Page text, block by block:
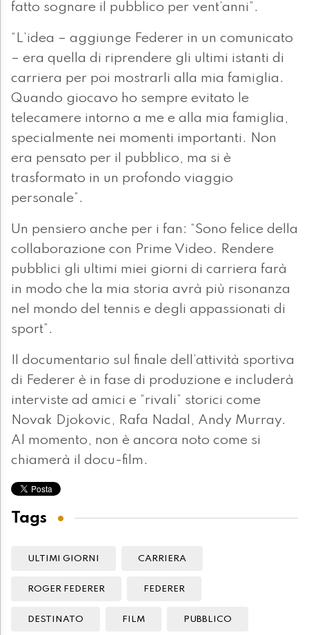
fatto sognare il pubblico per vent’anni”.
“L’idea – aggiunge Federer in un comunicato
– era quella di riprendere gli ultimi istanti di
carriera per poi mostrarli alla mia famiglia.
Quando giocavo ho sempre evitato le
telecamere intorno a me e alla mia famiglia,
specialmente nei momenti importanti. Non
era pensato per il pubblico, ma si è
trasformato in un profondo viaggio
personale”.
Un pensiero anche per i fan: “Sono felice della
collaborazione con Prime Video. Rendere
pubblici gli ultimi miei giorni di carriera farà
in modo che la mia storia avrà più risonanza
nel mondo del tennis e degli appassionati di
sport”.
Il documentario sul finale dell’attività sportiva
di Federer è in fase di produzione e includerà
interviste ad amici e “rivali” storici come
Novak Djokovic, Rafa Nadal, Andy Murray.
Al momento, non è ancora noto come si
chiamerà il docu-film.
Tags
ULTIMI GIORNI CARRIERA
ROGER FEDERER FEDERER
DESTINATO FILM PUBBLICO